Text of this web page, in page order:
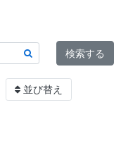
検索する
並び替え